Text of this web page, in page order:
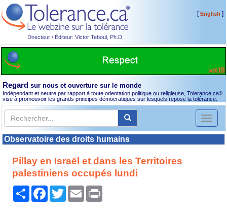
Directeur / Éditeur: Victor Teboul, Ph.D.
[English ]
Regard sur nous et ouverture sur le monde
Indépendant et neutre par rapport à toute orientation politique ou religieuse, Tolerance.ca®
vise à promouvoir les grands principes démocratiques sur lesquels repose la tolérance.
Toggle
Observatoire des droits humains
Pillay en Israël et dans les Territoires
palestiniens occupés lundi
PartagerFacebook
TwitterEmail